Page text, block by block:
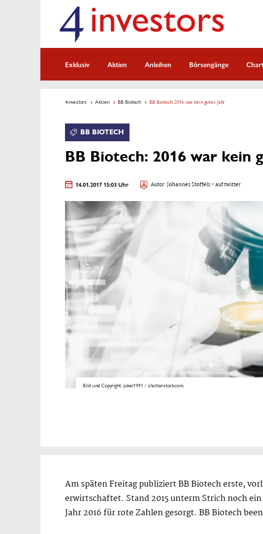
Exklusiv Aktien Anleihen Börsengänge
4investors Aktien BB Biotech BB Biotech: 2016 war kein gutes Jahr
BB BIOTECH
BB Biotech: 2016 war kein
14.01.2017 15:03 Uhr Autor:Johannes Stoffels- auf twitter
Bild und Copyright: joker1991 / shutterstock.com.
Am späten Freitag publiziert BB Biotech erste,
erwirtschaftet. Stand 2015 unterm Strich noch
Jahr 2016 für rote Zahlen gesorgt. BB Biotech